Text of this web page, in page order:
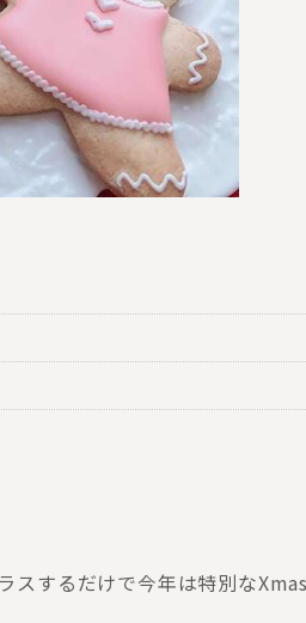
スするだけで今年は特別な